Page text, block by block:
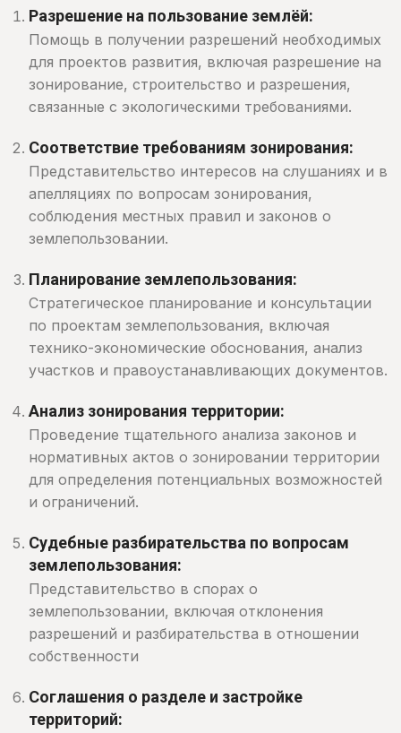
Разрешение на пользование землёй:
Помощь в получении разрешений необходимых
для проектов развития, включая разрешение на
зонирование, строительство и разрешения,
связанные с экологическими требованиями.
Соответствие требованиям зонирования:
Представительство интересов на слушаниях и в
апелляциях по вопросам зонирования,
соблюдения местных правил и законов о
землепользовании.
Планирование землепользования:
Стратегическое планирование и консультации
по проектам землепользования, включая
технико-экономические обоснования, анализ
участков и правоустанавливающих документов.
Анализ зонирования территории:
Проведение тщательного анализа законов и
нормативных актов о зонировании территории
для определения потенциальных возможностей
и ограничений.
Судебные разбирательства по вопросам
землепользования:
Представительство в спорах о
землепользовании, включая отклонения
разрешений и разбирательства в отношении
собственности
Соглашения о разделе и застройке
территорий: